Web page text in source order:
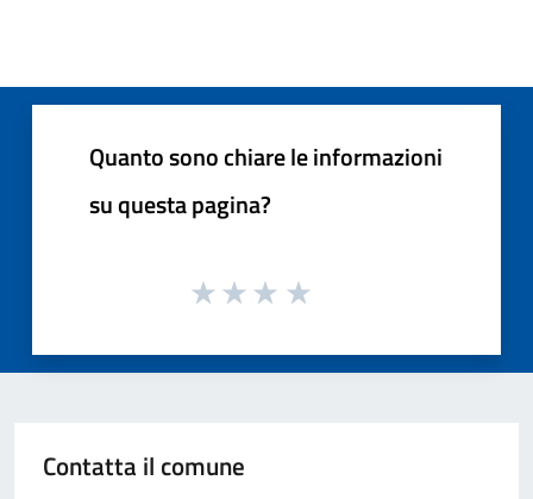
Quanto sono chiare le informazioni
su questa pagina?
Contatta il comune